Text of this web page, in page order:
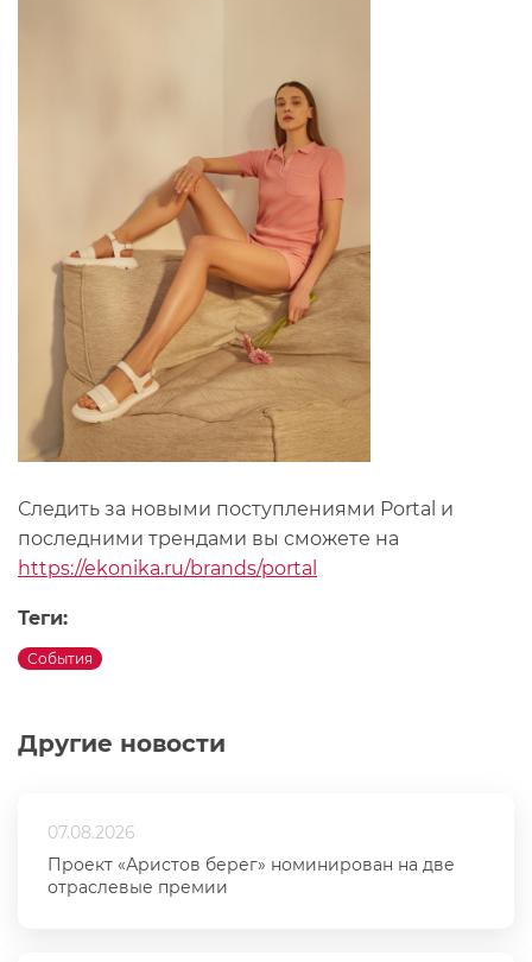
Другие новости
07.08.2026
Проект «Аристов берег» номинирован на две
отраслевые премии
Следить за новыми поступлениями Portal и
последними трендами вы сможете на
https://ekonika.ru/brands/portal
Теги:
События